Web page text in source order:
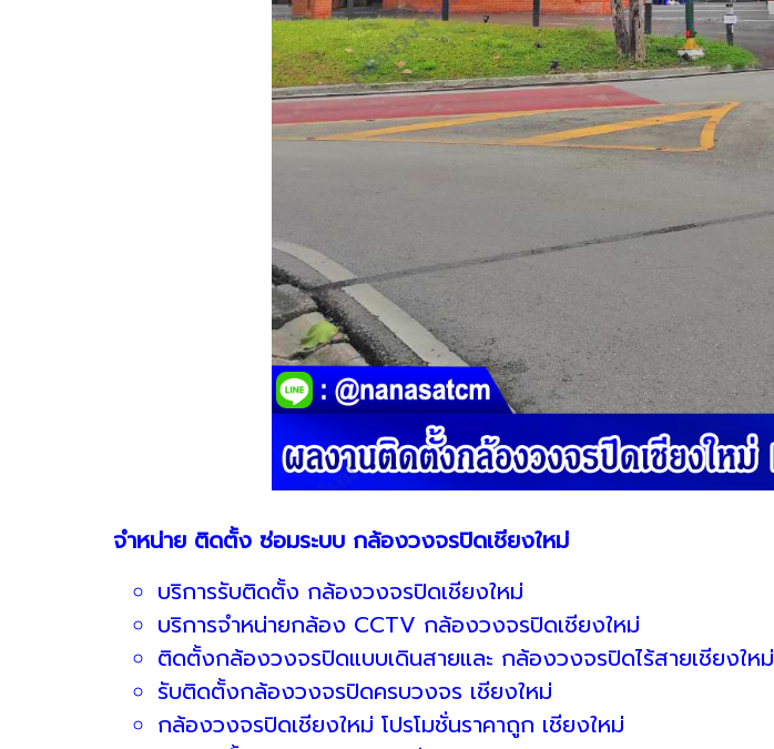
จำหน่าย ติดตั้ง ซ่อมระบบ กล้องวงจรปิดเชียงใหม่
บริการรับติดตั้ง กล้องวงจรปิดเชียงใหม่
บริการจำหน่ายกล้อง CCTV กล้องวงจรปิดเชียงใหม่
ติดตั้งกล้องวงจรปิดแบบเดินสายและ กล้องวงจรปิดไร้สายเชียงใหม่
รับติดตั้งกล้องวงจรปิดครบวงจร เชียงใหม่
กล้องวงจรปิดเชียงใหม่ โปรโมชั่นราคาถูก เชียงใหม่